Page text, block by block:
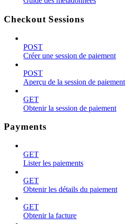
Checkout Sessions
POST
Créer une session de paiement
POST
Aperçu de la session de paiement
GET
Obtenir la session de paiement
Payments
GET
Lister les paiements
GET
Obtenir les détails du paiement
GET
Obtenir la facture